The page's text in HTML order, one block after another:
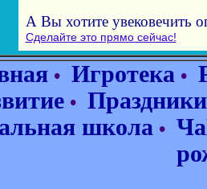
А Вы хотите увековечить
Сделайте это прямо сейчас!
• Игротека •
• Праздники
школа •